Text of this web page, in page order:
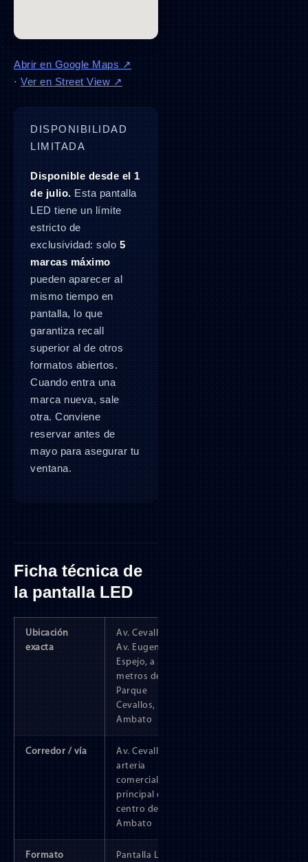
Abrir en Google Maps ↗
· Ver en Street View ↗
DISPONIBILIDAD
LIMITADA
Disponible desde el 1
de julio. Esta pantalla
LED tiene un límite
estricto de
exclusividad: solo 5
marcas máximo
pueden aparecer al
mismo tiempo en
pantalla, lo que
garantiza recall
superior al de otros
formatos abiertos.
Cuando entra una
marca nueva, sale
otra. Conviene
reservar antes de
mayo para asegurar tu
ventana.
Ficha técnica de
la pantalla LED
Ubicación
exacta
Av. Cevallos y
Av. Eugenio
Espejo, a 500
metros del
Parque
Cevallos,
Ambato
Corredor / vía
Av. Cevallos,
arteria
comercial
principal del
centro de
Ambato
Formato
Pantalla LED